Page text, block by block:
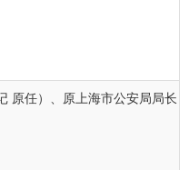
原任）、原上海市公安局局长